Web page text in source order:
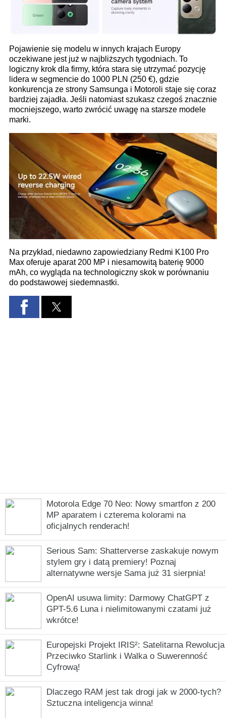
Motorola Edge 70 Neo: Nowy smartfon z 200
MP aparatem i czterema kolorami na
oficjalnych renderach!
Serious Sam: Shatterverse zaskakuje nowym
stylem gry i datą premiery! Poznaj
alternatywne wersje Sama już 31 sierpnia!
OpenAI usuwa limity: Darmowy ChatGPT z
GPT-5.6 Luna i nielimitowanymi czatami już
wkrótce!
Europejski Projekt IRIS²: Satelitarna Rewolucja
Przeciwko Starlink i Walka o Suwerenność
Cyfrową!
Dlaczego RAM jest tak drogi jak w 2000-tych?
Sztuczna inteligencja winna!